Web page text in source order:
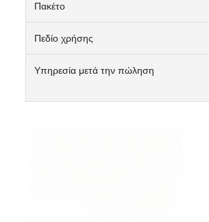
Πακέτο
Πεδίο χρήσης
Υπηρεσία μετά την πώληση